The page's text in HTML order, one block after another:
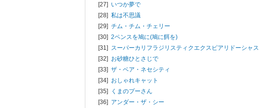
[27] いつか夢で
[28] 私は不思議
[29] チム・チム・チェリー
[30] 2ペンスを鳩に(鳩に餌を)
[31] スーパーカリフラジリスティクエクスピアリドーシャス
[32] お砂糖ひとさじで
[33] ザ・ベア・ネセシティ
[34] おしゃれキャット
[35]
くまのプーさん
[36] アンダー・ザ・シー